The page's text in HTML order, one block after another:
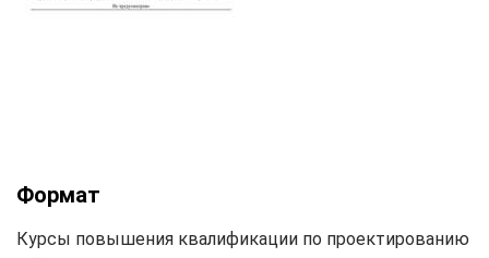
Формат
Курсы повышения квалификации по проектированию